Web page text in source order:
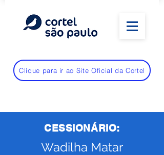
Clique para ir ao Site Oficial da Cortel
CESSIONÁRIO:
Wadilha Matar